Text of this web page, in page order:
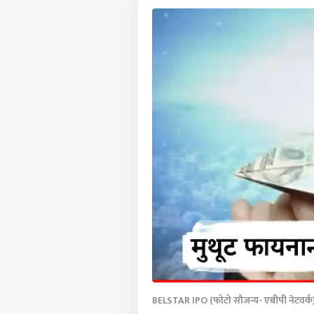
BELSTAR IPO (फोटो सौजन्य- एबीपी